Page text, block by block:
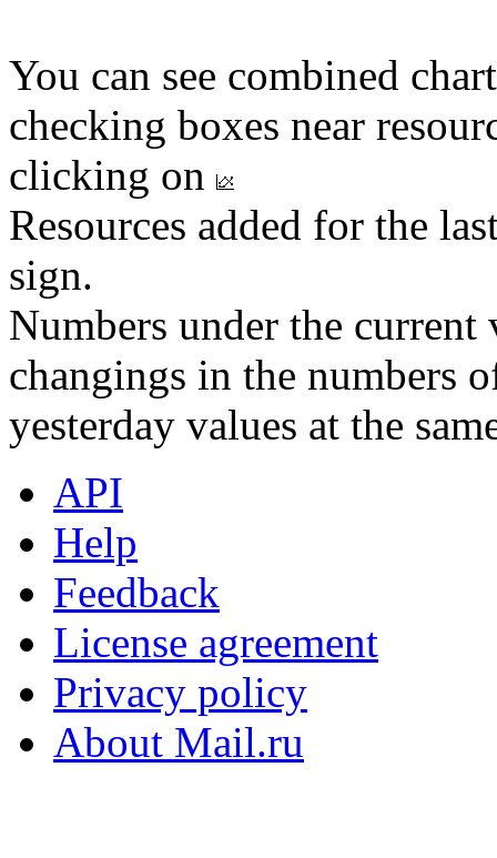
You can see combined
checking boxes near
clicking on
Resources added for the
sign.
Numbers under the
changings in the numbers
yesterday values at the
API
Help
Feedback
License agreement
Privacy policy
About Mail.ru